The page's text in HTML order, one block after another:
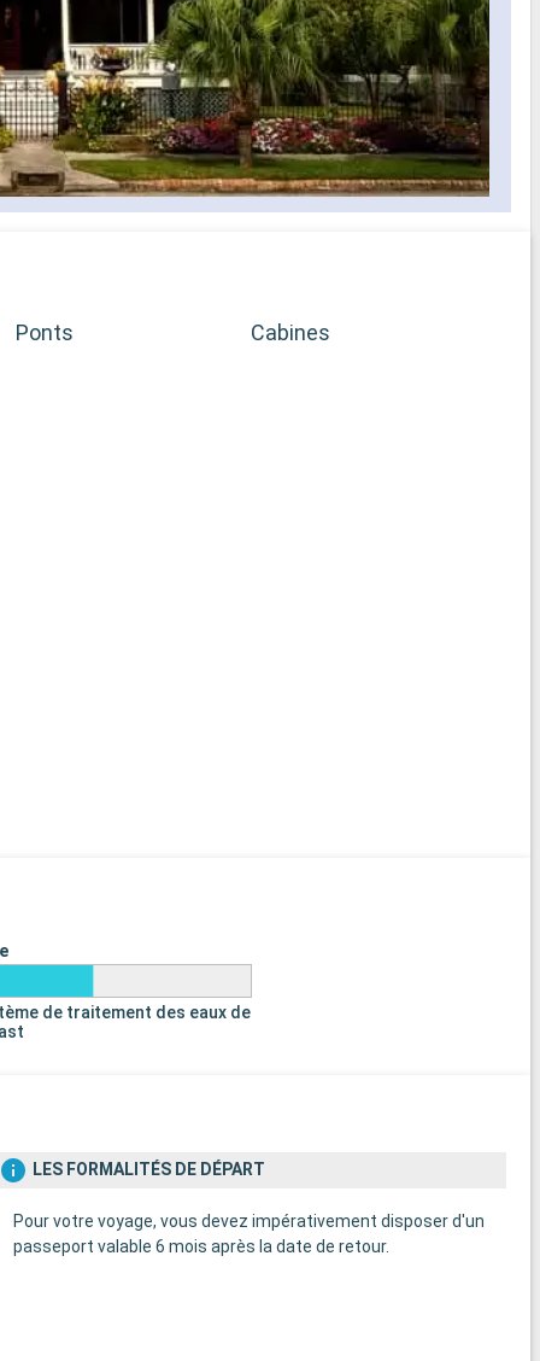
Ponts Cabines
de traitement des eaux de
LES FORMALITÉS DE DÉPART
Pour votre voyage, vous devez impérativement disposer d'un
passeport valable 6 mois après la date de retour.